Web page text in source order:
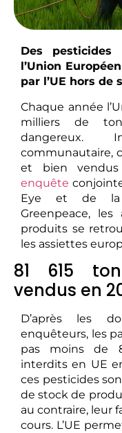
Des pesticides
l’Union
par l’UE hors de
Chaque année
milliers de
dangereux.
communautaire,
et bien vendus
enquête
Eye et de la
Greenpeace,
produits se
les assiettes
81 615
vendus en
D’après les
enquêteurs, les
pas moins de
interdits en UE
ces pesticides
de stock de
au contraire, leur
cours. L’UE